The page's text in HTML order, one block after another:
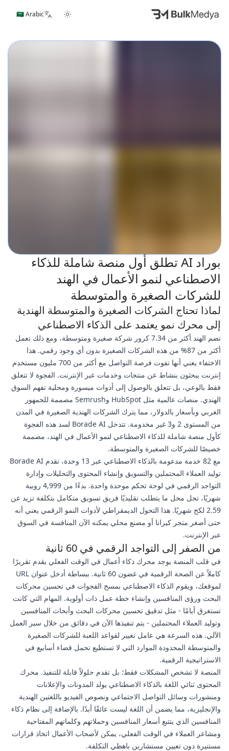
🇸🇦 Arabic
بوراد AI تطلق أول منصة شاملة للذكاء
الاصطناعي لنمو الأعمال في الهند
للشركات الصغيرة والمتوسطة
لماذا تحتاج الشركات الصغيرة والمتوسطة الهندية
إلى محرك نمو يعتمد على الذكاء الاصطناعي
تضم الهند أكثر من 7.34 كرور شركة صغيرة ومتوسطة، ومع ذلك تعمل
أكثر من 87% من هذه الشركات الصغيرة بدون أي وجود رقمي. هذا
الاختفاء يعني أنها تفوت فرصة التواصل مع أكثر من 700 مليون مستخدم
إنترنت يبحثون بنشاط عن منتجات وخدمات عبر الإنترنت. الفجوة لا تتعلق
فقط بالوعي، بل تتعلق بالوصول إلى أدوات ميسورة ومحلية تفهم السوق
الهندي. منصات عالمية مثل HubSpot وSemrush مصممة للجمهور
الغربي وبأسعار بالدولار، مما يترك الشركات الهندية الصغيرة في المدن
من المستوى 2 و3 غير مخدومة. تتدخل Borade AI لسد هذه الفجوة
كأول منصة شاملة للذكاء الاصطناعي لنمو الأعمال في الهند، مصممة
خصيصًا للشركات الصغيرة والمتوسطة.
مع 82 خدمة مدعومة بالذكاء الاصطناعي عبر 13 وحدة، تقدم Borade AI
توليد العملاء المحتملين والتسويق وإنشاء المحتوى والتحليلات وإدارة
التواجد الرقمي في لوحة تحكم موحدة واحدة. بدءًا من 4,999 روبية
شهريًا، تحل محل ما يتطلب تقليديًا فريق تسويق متكامل بتكلفة تزيد عن
2.59 لكح شهريًا. هذا التحول الديمقراطي لأدوات النمو الرقمي يعني أنه
حتى أصغر متجر كيرانا أو مصنع محلي يمكنه الآن المنافسة في السوق
عبر الإنترنت.
من الصفر إلى التواجد الرقمي في 60 ثانية
في قلب المنصة يوجد محرك ذكاء أعمال في الوقت الفعلي يقدم تقريرًا
كاملاً عن الصحة الرقمية في غضون 60 ثانية. ببساطة أدخل عنوان URL
لموقعك، ويقوم الذكاء الاصطناعي بمسح الفجوات في تحسين محركات
البحث ورؤى المنافسين وإنشاء خطة عمل ذات أولوية. المهام التي كانت
تستغرق أيامًا - مثل تدقيق تحسين محركات البحث وأبحاث المنافسين
وتوليد العملاء المحتملين - يتم تنفيذها الآن في دقائق من خلال سير العمل
الآلي. هذه السرعة هي عامل تغيير لقواعد اللعبة للشركات الصغيرة
والمتوسطة المحدودة الموارد التي لا تستطيع تحمل قضاء أسابيع في
الاستراتيجية الرقمية.
المنصة لا تشخص المشكلات فقط؛ بل تقدم حلولاً قابلة للتنفيذ. محرك
المحتوى ثنائي اللغة بالذكاء الاصطناعي يولد المدونات والإعلانات
ومنشورات وسائل التواصل الاجتماعي ونصوص الفيديو باللغتين الهندية
والإنجليزية، مما يضمن أن اللغة ليست عائقًا أبدًا. بالإضافة إلى نظام ذكاء
المنافسين الذي يتتبع أسعار المنافسين وحملاتهم وكلماتهم المفتاحية
ومشاعر العملاء في الوقت الفعلي، يمكن لأصحاب الأعمال اتخاذ قرارات
مستنيرة دون تعيين مستشارين باهظي التكلفة.